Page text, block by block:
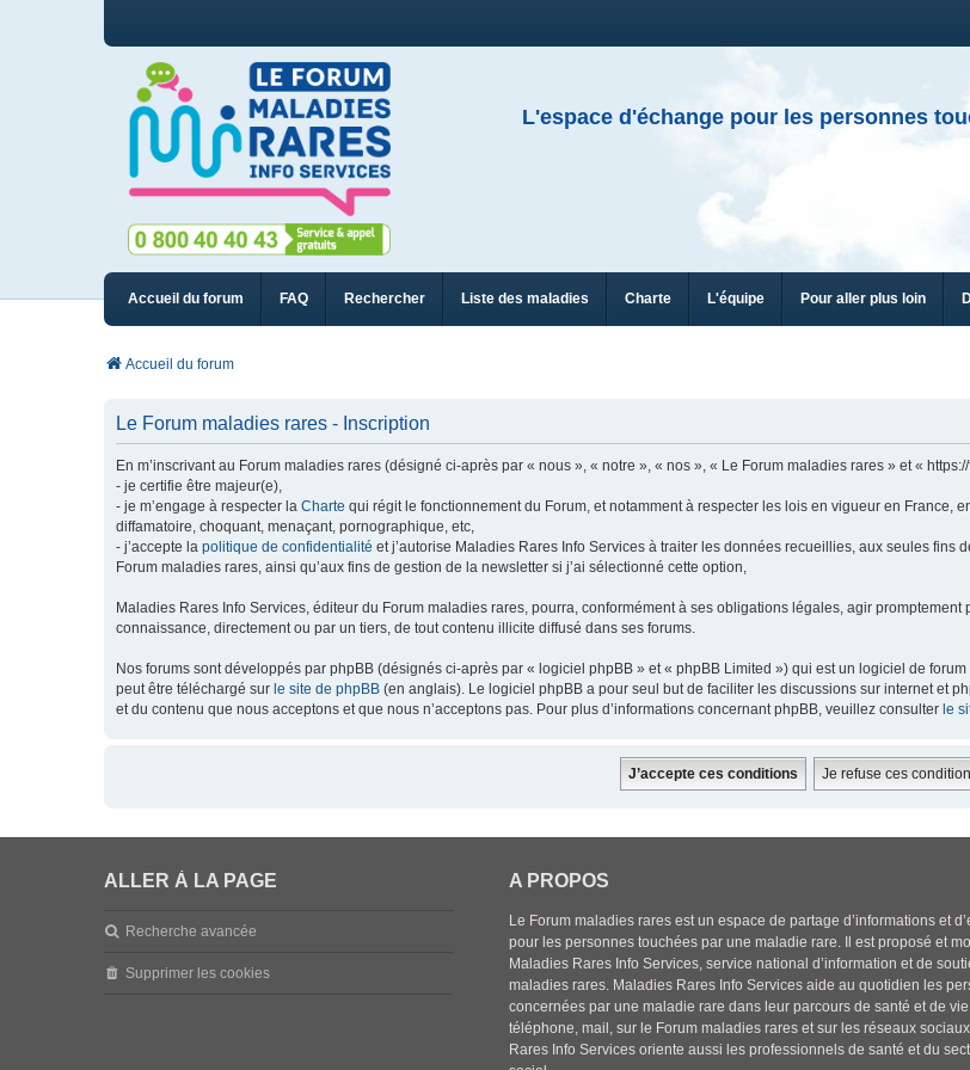
L'espace d'échange pour les personnes
Accueil du forum FAQ Rechercher Liste des maladies Charte L'équipe Pour aller plus loin
Accueil du forum
Le Forum maladies rares - Inscription
En m’inscrivant au Forum maladies rares (désigné ci-après par « nous », « notre », « nos », « Le Forum maladies rares » et «
- je certifie être majeur(e),
- je m’engage à respecter la Charte qui régit le fonctionnement du Forum, et notamment à respecter les lois en vigueur en
diffamatoire, choquant, menaçant, pornographique, etc,
- j’accepte la politique de confidentialité et j’autorise Maladies Rares Info Services à traiter les données recueillies, aux seules
Forum maladies rares, ainsi qu’aux fins de gestion de la newsletter si j’ai sélectionné cette option,
Maladies Rares Info Services, éditeur du Forum maladies rares, pourra, conformément à ses obligations légales, agir
connaissance, directement ou par un tiers, de tout contenu illicite diffusé dans ses forums.
Nos forums sont développés par phpBB (désignés ci-après par « logiciel phpBB » et « phpBB Limited ») qui est un logiciel de
peut être téléchargé sur le site de phpBB (en anglais). Le logiciel phpBB a pour seul but de faciliter les discussions sur internet et
et du contenu que nous acceptons et que nous n’acceptons pas. Pour plus d’informations concernant phpBB, veuillez consulter le
ALLER À LA PAGE
Recherche avancée
Supprimer les cookies
A PROPOS
Le Forum maladies rares est un espace de partage d’informations et
pour les personnes touchées par une maladie rare. Il est proposé et
Maladies Rares Info Services, service national d’information et de
maladies rares. Maladies Rares Info Services aide au quotidien les
concernées par une maladie rare dans leur parcours de santé et de
téléphone, mail, sur le Forum maladies rares et sur les réseaux
Rares Info Services oriente aussi les professionnels de santé et du